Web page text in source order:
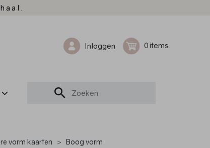
Inloggen 0
vorm kaarten Boog vorm